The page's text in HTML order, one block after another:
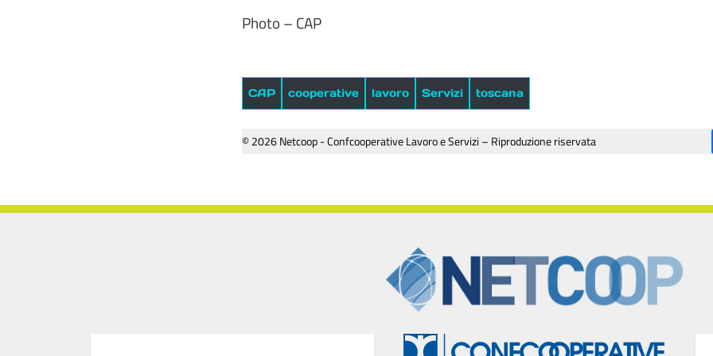
Photo – CAP
CAP cooperative lavoro Servizi toscana
© 2026 Netcoop - Confcooperative Lavoro e Servizi – Riproduzione riservata